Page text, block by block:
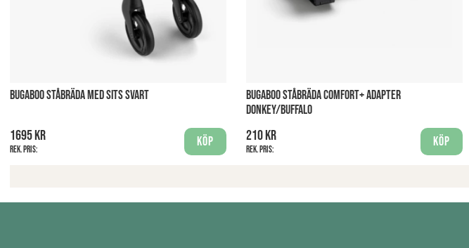
BUGABOO STÅBRÄDA MED SITS SVART
1695 kr
Rek. pris:
Köp
BUGABOO STÅBRÄDA COMFORT+ ADAPTER
DONKEY/BUFFALO
210 kr
Rek. pris:
Köp